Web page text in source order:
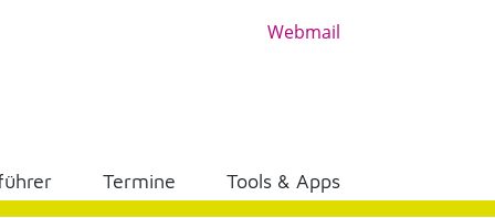
Webmail
Termine Tools & Apps